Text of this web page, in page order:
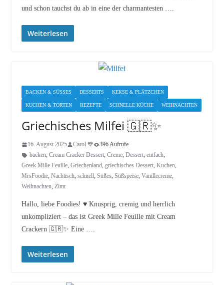
und schon tauchst du ab in eine der charmantesten ….
Weiterlesen
BACKEN & SÜSSES DESSERTS KEKSE & PLÄTZCHEN
KUCHEN & TORTEN REZEPTE SCHNELLE KÜCHE WEIHNACHTEN
Griechisches Milfei 🇬🇷✨
16. August 2025 Carol 💙
396 Aufrufe
backen, Cream Cracker Dessert, Creme, Dessert, einfach,
Greek Mille Feuille, Griechenland, griechisches Dessert, Kuchen,
MrsFoodie, Nachtisch, schnell, Süßes, Süßspeise, Vanillecreme,
Weihnachten, Zimt
Hallo, liebe Foodies! ♥︎ Knusprig, cremig und herrlich
unkompliziert – das ist Greek Mille Feuille mit Cream
Crackern 🇬🇷✨ Eine ….
Weiterlesen